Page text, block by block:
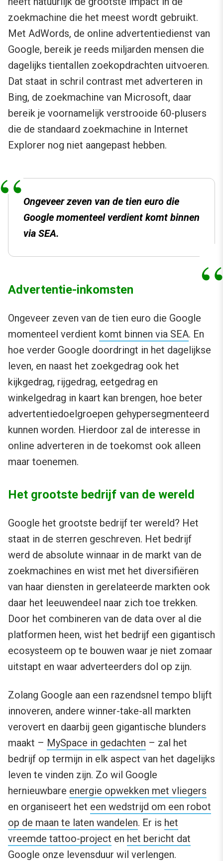
zoekmachine die het meest wordt gebruikt.
Met AdWords, de online advertentiedienst van
Google, bereik je reeds miljarden mensen die
dagelijks tientallen zoekopdrachten uitvoeren.
Dat staat in schril contrast met adverteren in
Bing, de zoekmachine van Microsoft, daar
bereik je voornamelijk verstrooide 60-plusers
die de standaard zoekmachine in Internet
Explorer nog niet aangepast hebben.
Ongeveer zeven van de tien euro die
Google momenteel verdient komt binnen
via SEA.
Advertentie-inkomsten
Ongeveer zeven van de tien euro die Google
momenteel verdient komt binnen via SEA. En
hoe verder Google doordringt in het dagelijkse
leven, en naast het zoekgedrag ook het
kijkgedrag, rijgedrag, eetgedrag en
winkelgedrag in kaart kan brengen, hoe beter
advertentiedoelgroepen gehypersegmenteerd
kunnen worden. Hierdoor zal de interesse in
online adverteren in de toekomst ook alleen
maar toenemen.
Het grootste bedrijf van de wereld
Google het grootste bedrijf ter wereld? Het
staat in de sterren geschreven. Het bedrijf
werd de absolute winnaar in de markt van de
zoekmachines en wist met het diversifiëren
van haar diensten in gerelateerde markten ook
daar het leeuwendeel naar zich toe trekken.
Door het combineren van de data over al die
platformen heen, wist het bedrijf een gigantisch
ecosysteem op te bouwen waar je niet zomaar
uitstapt en waar adverteerders dol op zijn.
Zolang Google aan een razendsnel tempo blijft
innoveren, andere winner-take-all markten
verovert en daarbij geen gigantische blunders
maakt – MySpace in gedachten – zal het
bedrijf op termijn in elk aspect van het dagelijks
leven te vinden zijn. Zo wil Google
hernieuwbare energie opwekken met vliegers
en organiseert het een wedstrijd om een robot
op de maan te laten wandelen. Er is het
vreemde tattoo-project en het bericht dat
Google onze levensduur wil verlengen.